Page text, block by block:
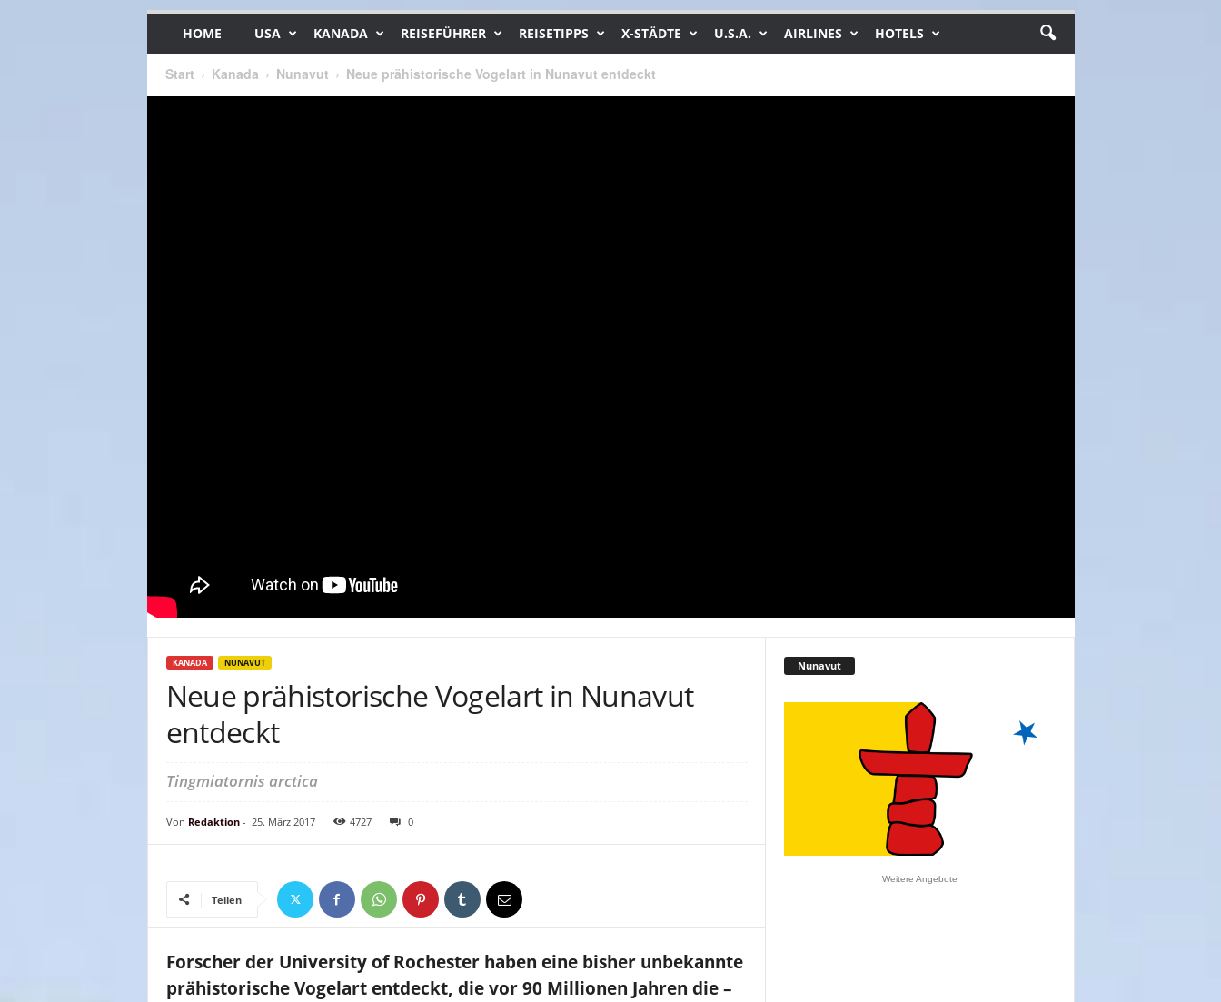
HOME USA KANADA REISEFÜHRER REISETIPPS X-STÄDTE U.S.A. AIRLINES HOTELS
Start Kanada Nunavut Neue prähistorische Vogelart in Nunavut entdeckt
KANADA NUNAVUT
Neue prähistorische Vogelart in Nunavut
entdeckt
Tingmiatornis arctica
Von Redaktion- 25. März 2017 4727 0
Teilen
Forscher der University of Rochester haben eine bisher unbekannte
prähistorische Vogelart entdeckt, die vor 90 Millionen Jahren die –
Nunavut
Weitere Angebote